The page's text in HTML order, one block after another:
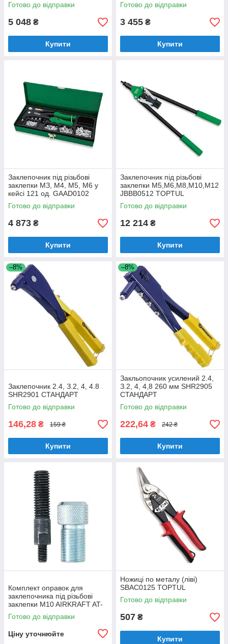
Готово до відправки
5 048 ₴
Купити
Готово до відправки
3 455 ₴
Купити
Заклепочник під різьбові
заклепки MЗ, M4, M5, M6 у
кейсі 121 од. GAAD0102
TOPTUL
Готово до відправки
4 873 ₴
Купити
Заклепочник під різьбові
заклепки M5,M6,M8,M10,M12
JBBB0512 TOPTUL
Готово до відправки
12 214 ₴
Купити
–8%
Зaклепoчник 2.4, З.2, 4, 4.8
SHR2901 CTAHДAPT
Готово до відправки
146,28 ₴ 159 ₴
Купити
–8%
Зaкльопoчник уcилений 2.4,
З.2, 4, 4,8 260 мм SHR2905
CTAHДAPT
Готово до відправки
222,64 ₴ 242 ₴
Купити
Комплект оправок для
заклепочника під різьбові
заклепки M10 AIRKRAFT AT-
6065
Готово до відправки
Ціну уточнюйте
Ножиці по металу (ліві)
SBAC0125 TOPTUL
Готово до відправки
507 ₴
Купити